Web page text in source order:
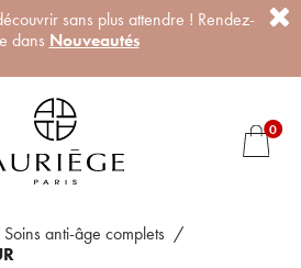
sans plus attendre ! Rendez-
dans Nouveautés
0
Soins anti-âge complets /